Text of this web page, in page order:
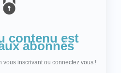
contenu est
abonnés
vous inscrivant ou connectez vous !